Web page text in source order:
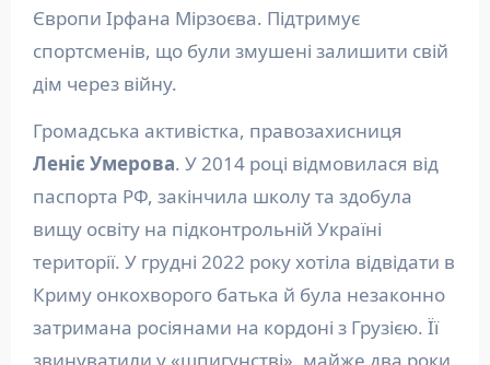
Європи Ірфана Мірзоєва. Підтримує
спортсменів, що були змушені залишити свій
дім через війну.
Громадська активістка, правозахисниця
Леніє Умерова. У 2014 році відмовилася від
паспорта РФ, закінчила школу та здобула
вищу освіту на підконтрольній Україні
території. У грудні 2022 року хотіла відвідати в
Криму онкохворого батька й була незаконно
затримана росіянами на кордоні з Грузією. Її